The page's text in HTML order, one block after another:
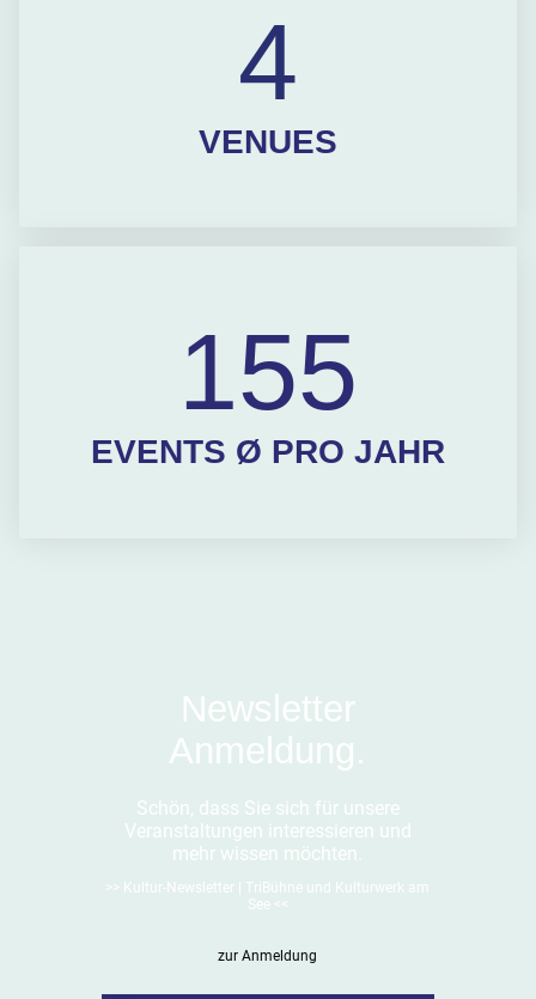
4
VENUES
155
EVENTS Ø PRO JAHR
Newsletter
Anmeldung.
Schön, dass Sie sich für unsere
Veranstaltungen interessieren und
mehr wissen möchten.
>> Kultur-Newsletter | TriBühne und Kulturwerk am
See <<
zur Anmeldung